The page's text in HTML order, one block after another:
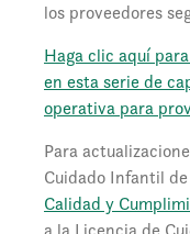
los proveedores
Haga clic aquí
en esta serie de
operativa para
Para
Cuidado Infantil
Calidad y